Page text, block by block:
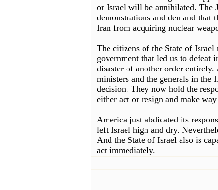
or Israel will be annihilated. The
demonstrations and demand that
Iran from acquiring nuclear
The citizens of the State of Israel
government that led us to defeat
disaster of another order
ministers and the generals in the
decision. They now hold the
either act or resign and make
America just abdicated its
left Israel high and dry.
And the State of Israel also is
act immediately.